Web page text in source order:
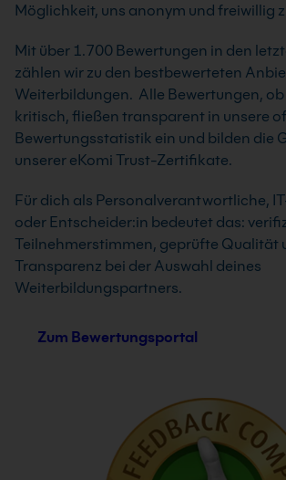
Möglichkeit, uns anonym und freiwillig
Mit über 1.700 Bewertungen in den
zählen wir zu den bestbewerteten
Weiterbildungen. Alle Bewertungen,
kritisch, fließen transparent in unsere
Bewertungsstatistik ein und bilden die
unserer eKomi Trust-Zertifikate.
Für dich als Personalverantwortliche,
oder Entscheider:in bedeutet das:
Teilnehmerstimmen, geprüfte Qualität
Transparenz bei der Auswahl deines
Weiterbildungspartners.
Zum Bewertungsportal